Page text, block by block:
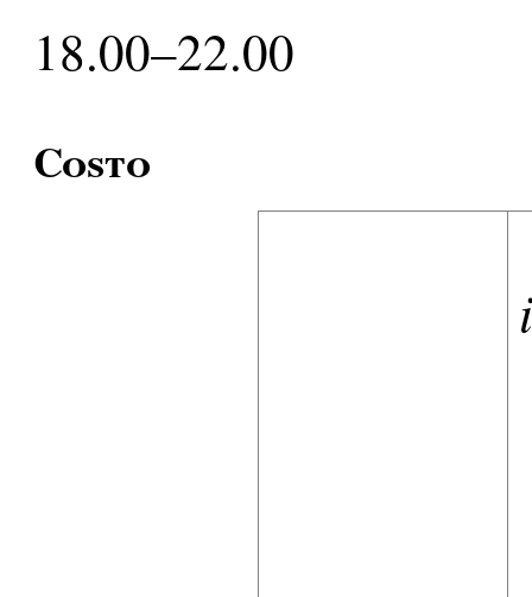
18.00–22.00
Costo